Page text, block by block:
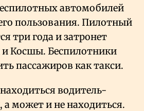
автомобилей
пользования. Пилотный
три года и затронет
Косшы. Беспилотники
пассажиров как такси.
водитель-
может и не находиться.